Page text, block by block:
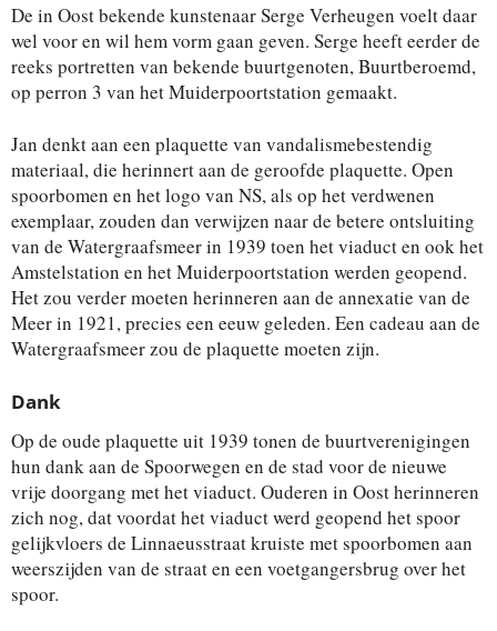
De in Oost bekende kunstenaar Serge Verheugen voelt daar
wel voor en wil hem vorm gaan geven. Serge heeft eerder de
reeks portretten van bekende buurtgenoten, Buurtberoemd,
op perron 3 van het Muiderpoortstation gemaakt.
Jan denkt aan een plaquette van vandalismebestendig
materiaal, die herinnert aan de geroofde plaquette. Open
spoorbomen en het logo van NS, als op het verdwenen
exemplaar, zouden dan verwijzen naar de betere ontsluiting
van de Watergraafsmeer in 1939 toen het viaduct en ook het
Amstelstation en het Muiderpoortstation werden geopend.
Het zou verder moeten herinneren aan de annexatie van de
Meer in 1921, precies een eeuw geleden. Een cadeau aan de
Watergraafsmeer zou de plaquette moeten zijn.
Dank
Op de oude plaquette uit 1939 tonen de buurtverenigingen
hun dank aan de Spoorwegen en de stad voor de nieuwe
vrije doorgang met het viaduct. Ouderen in Oost herinneren
zich nog, dat voordat het viaduct werd geopend het spoor
gelijkvloers de Linnaeusstraat kruiste met spoorbomen aan
weerszijden van de straat en een voetgangersbrug over het
spoor.